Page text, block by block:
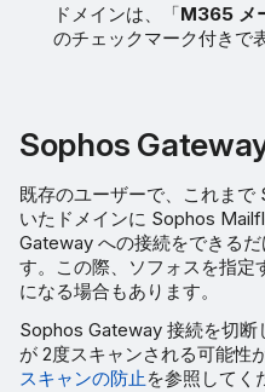
ドメインは、「M365 メ
のチェックマーク付きで
Sophos
既存のユーザーで、これま
いたドメインに Sophos
Gateway への接続をできる
す。この際、ソフォスを指
になる場合もあります。
Sophos Gateway 接続を切断
が 2度スキャンされる可能性
スキャンの防止を参照してく